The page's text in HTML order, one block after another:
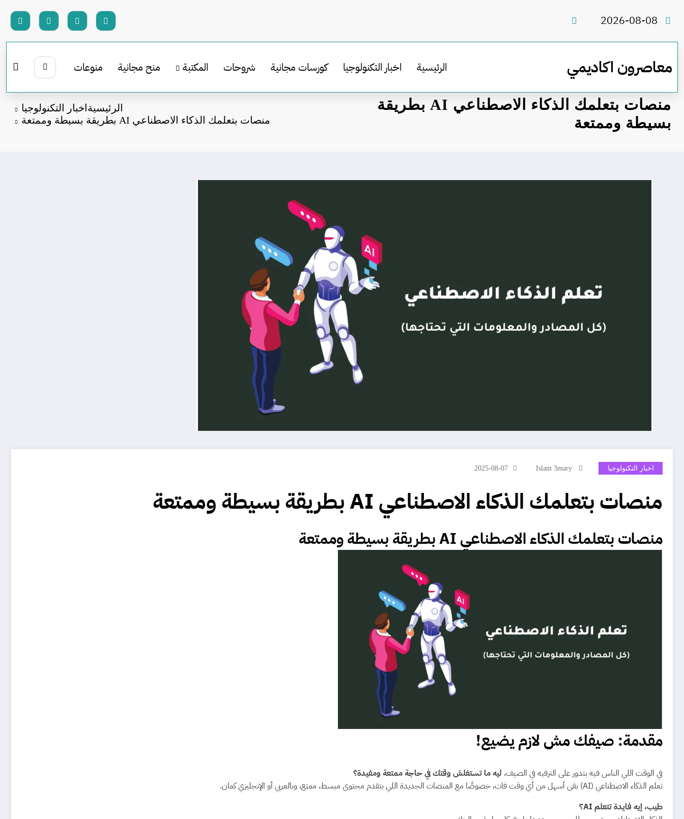
2026-08-08
معاصرون اكاديمي الرئيسية اخبار التكنولوجيا كورسات مجانية شروحات المكتبة منح مجانية منوعات
منصات بتعلمك الذكاء الاصطناعي AI بطريقة
بسيطة وممتعة
الرئيسية اخبار التكنولوجيا
منصات بتعلمك الذكاء الاصطناعي AI بطريقة بسيطة وممتعة
اخبار التكنولوجيا Islam 3mary
2025-08-07
منصات بتعلمك الذكاء الاصطناعي AI بطريقة بسيطة وممتعة
منصات بتعلمك الذكاء الاصطناعي AI بطريقة بسيطة وممتعة
مقدمة: صيفك مش لازم يضيع!
في الوقت اللي الناس فيه بتدور على الترفيه في الصيف، ليه ما تستغلش وقتك في حاجة ممتعة ومفيدة؟
تعلم الذكاء الاصطناعي (AI) بقى أسهل من أي وقت فات، خصوصًا مع المنصات الجديدة اللي بتقدم محتوى مبسط، ممتع، وبالعربي أو الإنجليزي كمان.
طيب، إيه فايدة تتعلم AI؟